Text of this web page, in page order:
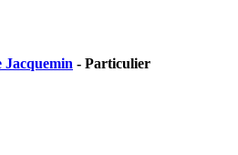
Jacquemin - Particulier